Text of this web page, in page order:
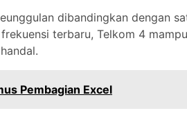
dibandingkan dengan
terbaru, Telkom 4
Pembagian Excel